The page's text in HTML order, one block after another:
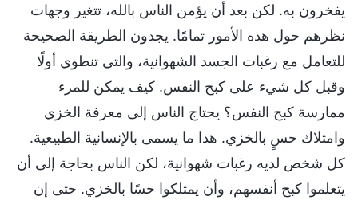
يفخرون به. لكن بعد أن يؤمن الناس بالله، تتغير وجهات
نظرهم حول هذه الأمور تمامًا. يجدون الطريقة الصحيحة
للتعامل مع رغبات الجسد الشهوانية، والتي تنطوي أولًا
وقبل كل شيء على كبح النفس. كيف يمكن للمرء
ممارسة كبح النفس؟ يحتاج الناس إلى معرفة الخزي
وامتلاك حسٍ بالخزي. هذا ما يسمى بالإنسانية الطبيعية.
كل شخص لديه رغبات شهوانية، لكن الناس بحاجة إلى أن
يتعلموا كبح أنفسهم، وأن يمتلكوا حسًا بالخزي. حتى إن